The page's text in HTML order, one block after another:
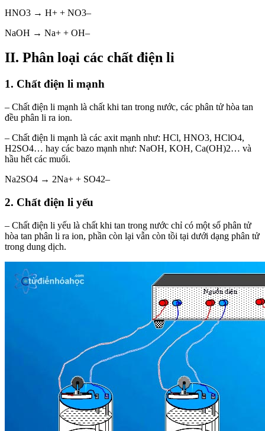
HNO3 → H+ + NO3–
NaOH → Na+ + OH–
II. Phân loại các chất điện li
1. Chất điện li mạnh
– Chất điện li mạnh là chất khi tan trong nước, các phân tử hòa tan
đều phân li ra ion.
– Chất điện li mạnh là các axit mạnh như: HCl, HNO3, HClO4,
H2SO4… hay các bazo mạnh như: NaOH, KOH, Ca(OH)2… và
hầu hết các muối.
Na2SO4 → 2Na+ + SO42–
2. Chất điện li yếu
– Chất điện li yếu là chất khi tan trong nước chỉ có một số phân tử
hòa tan phân li ra ion, phần còn lại vẫn còn tồi tại dưới dạng phân tử
trong dung dịch.